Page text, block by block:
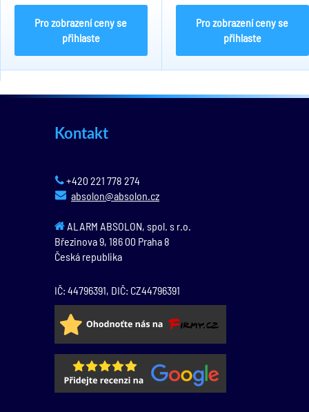
vzdáleností 4.8-120mm, optický
zoom...Pro zobrazení ceny se
přihlaste
Alarm a...
Pro zobrazení ceny se
přihlaste
Kontakt
+420 221 778 274
absolon@absolon.cz
ALARM ABSOLON, spol. s r.o.
Březinova 9, 186 00 Praha 8
Česká republika
IČ: 44796391, DIČ: CZ44796391